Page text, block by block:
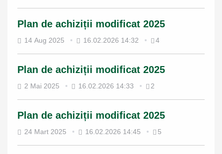
Plan de achiziții modificat 2025
14 Aug 2025 16.02.2026 14:32 4
Plan de achiziții modificat 2025
2 Mai 2025 16.02.2026 14:33 2
Plan de achiziții modificat 2025
24 Mart 2025 16.02.2026 14:45 5